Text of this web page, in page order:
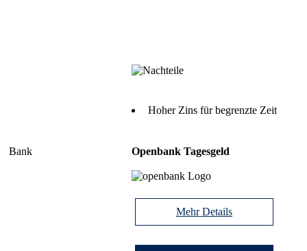
Hoher Zins für begrenzte Zeit
Openbank Tagesgeld
Mehr Details